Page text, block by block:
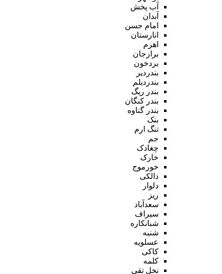
آب پخش
آبدان
امام حسن
انارستان
اهرم
برازجان
بردخون
بندردیر
بندردیلم
بندر ریگ
بندر کنگان
بندر گناوه
بنک
تنگ ارم
جم
چغادک
خارک
خورموج
دالکی
دلوار
ریز
سعدآباد
سیراف
شبانکاره
شنبه
عسلویه
کاکی
کلمه
نخل تقی